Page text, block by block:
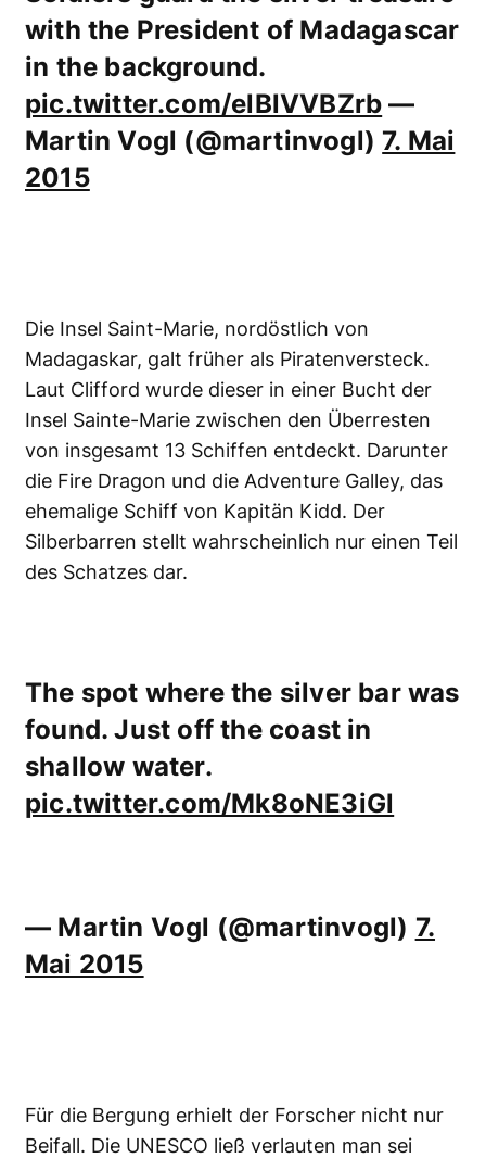
with the President of Madagascar
in the background.
pic.twitter.com/elBlVVBZrb —
Martin Vogl (@martinvogl) 7. Mai
2015
Die Insel Saint-Marie, nordöstlich von
Madagaskar, galt früher als Piratenversteck.
Laut Clifford wurde dieser in einer Bucht der
Insel Sainte-Marie zwischen den Überresten
von insgesamt 13 Schiffen entdeckt. Darunter
die Fire Dragon und die Adventure Galley, das
ehemalige Schiff von Kapitän Kidd. Der
Silberbarren stellt wahrscheinlich nur einen Teil
des Schatzes dar.
The spot where the silver bar was
found. Just off the coast in
shallow water.
pic.twitter.com/Mk8oNE3iGl
— Martin Vogl (@martinvogl) 7.
Mai 2015
Für die Bergung erhielt der Forscher nicht nur
Beifall. Die UNESCO ließ verlauten man sei